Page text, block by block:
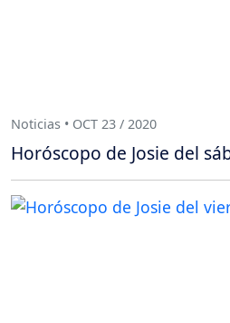
Noticias • OCT 23 / 2020
Horóscopo de Josie del